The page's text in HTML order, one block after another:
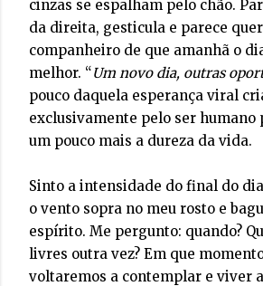
cinzas se espalham pelo chão.
da direita, gesticula e parece
companheiro de que amanhã o
melhor. “Um novo dia, outras
pouco daquela esperança viral
exclusivamente pelo ser humano
um pouco mais a dureza da vida.
Sinto a intensidade do final do
o vento sopra no meu rosto e
espírito. Me pergunto: quando?
livres outra vez? Em que
voltaremos a contemplar e viver